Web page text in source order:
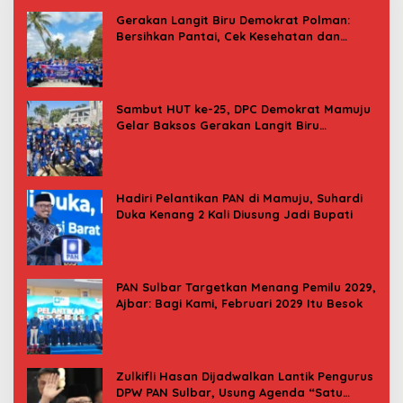
Gerakan Langit Biru Demokrat Polman:
Bersihkan Pantai, Cek Kesehatan dan
Sambut HUT ke-25, DPC Demokrat Mamuju
Gelar Baksos Gerakan Langit Biru
Hadiri Pelantikan PAN di Mamuju, Suhardi
Duka Kenang 2 Kali Diusung Jadi Bupati
PAN Sulbar Targetkan Menang Pemilu 2029,
Ajbar: Bagi Kami, Februari 2029 Itu Besok
Zulkifli Hasan Dijadwalkan Lantik Pengurus
DPW PAN Sulbar, Usung Agenda “Satu